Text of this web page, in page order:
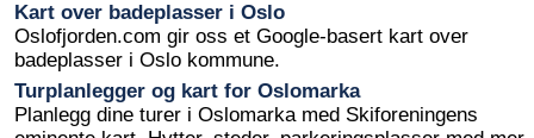
Kart over badeplasser i Oslo
Oslofjorden.com gir oss et Google-basert kart over
badeplasser i Oslo kommune.
Turplanlegger og kart for Oslomarka
Planlegg dine turer i Oslomarka med Skiforeningens